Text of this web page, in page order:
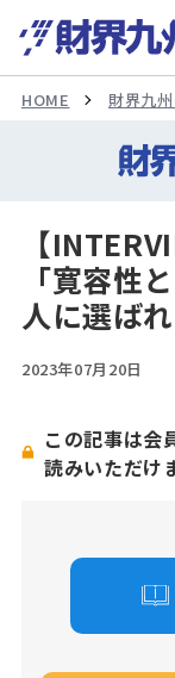
HOME 財界九
【
「寛容性
人に選ば
2023年07月20日
この記事は会
読みいただけ